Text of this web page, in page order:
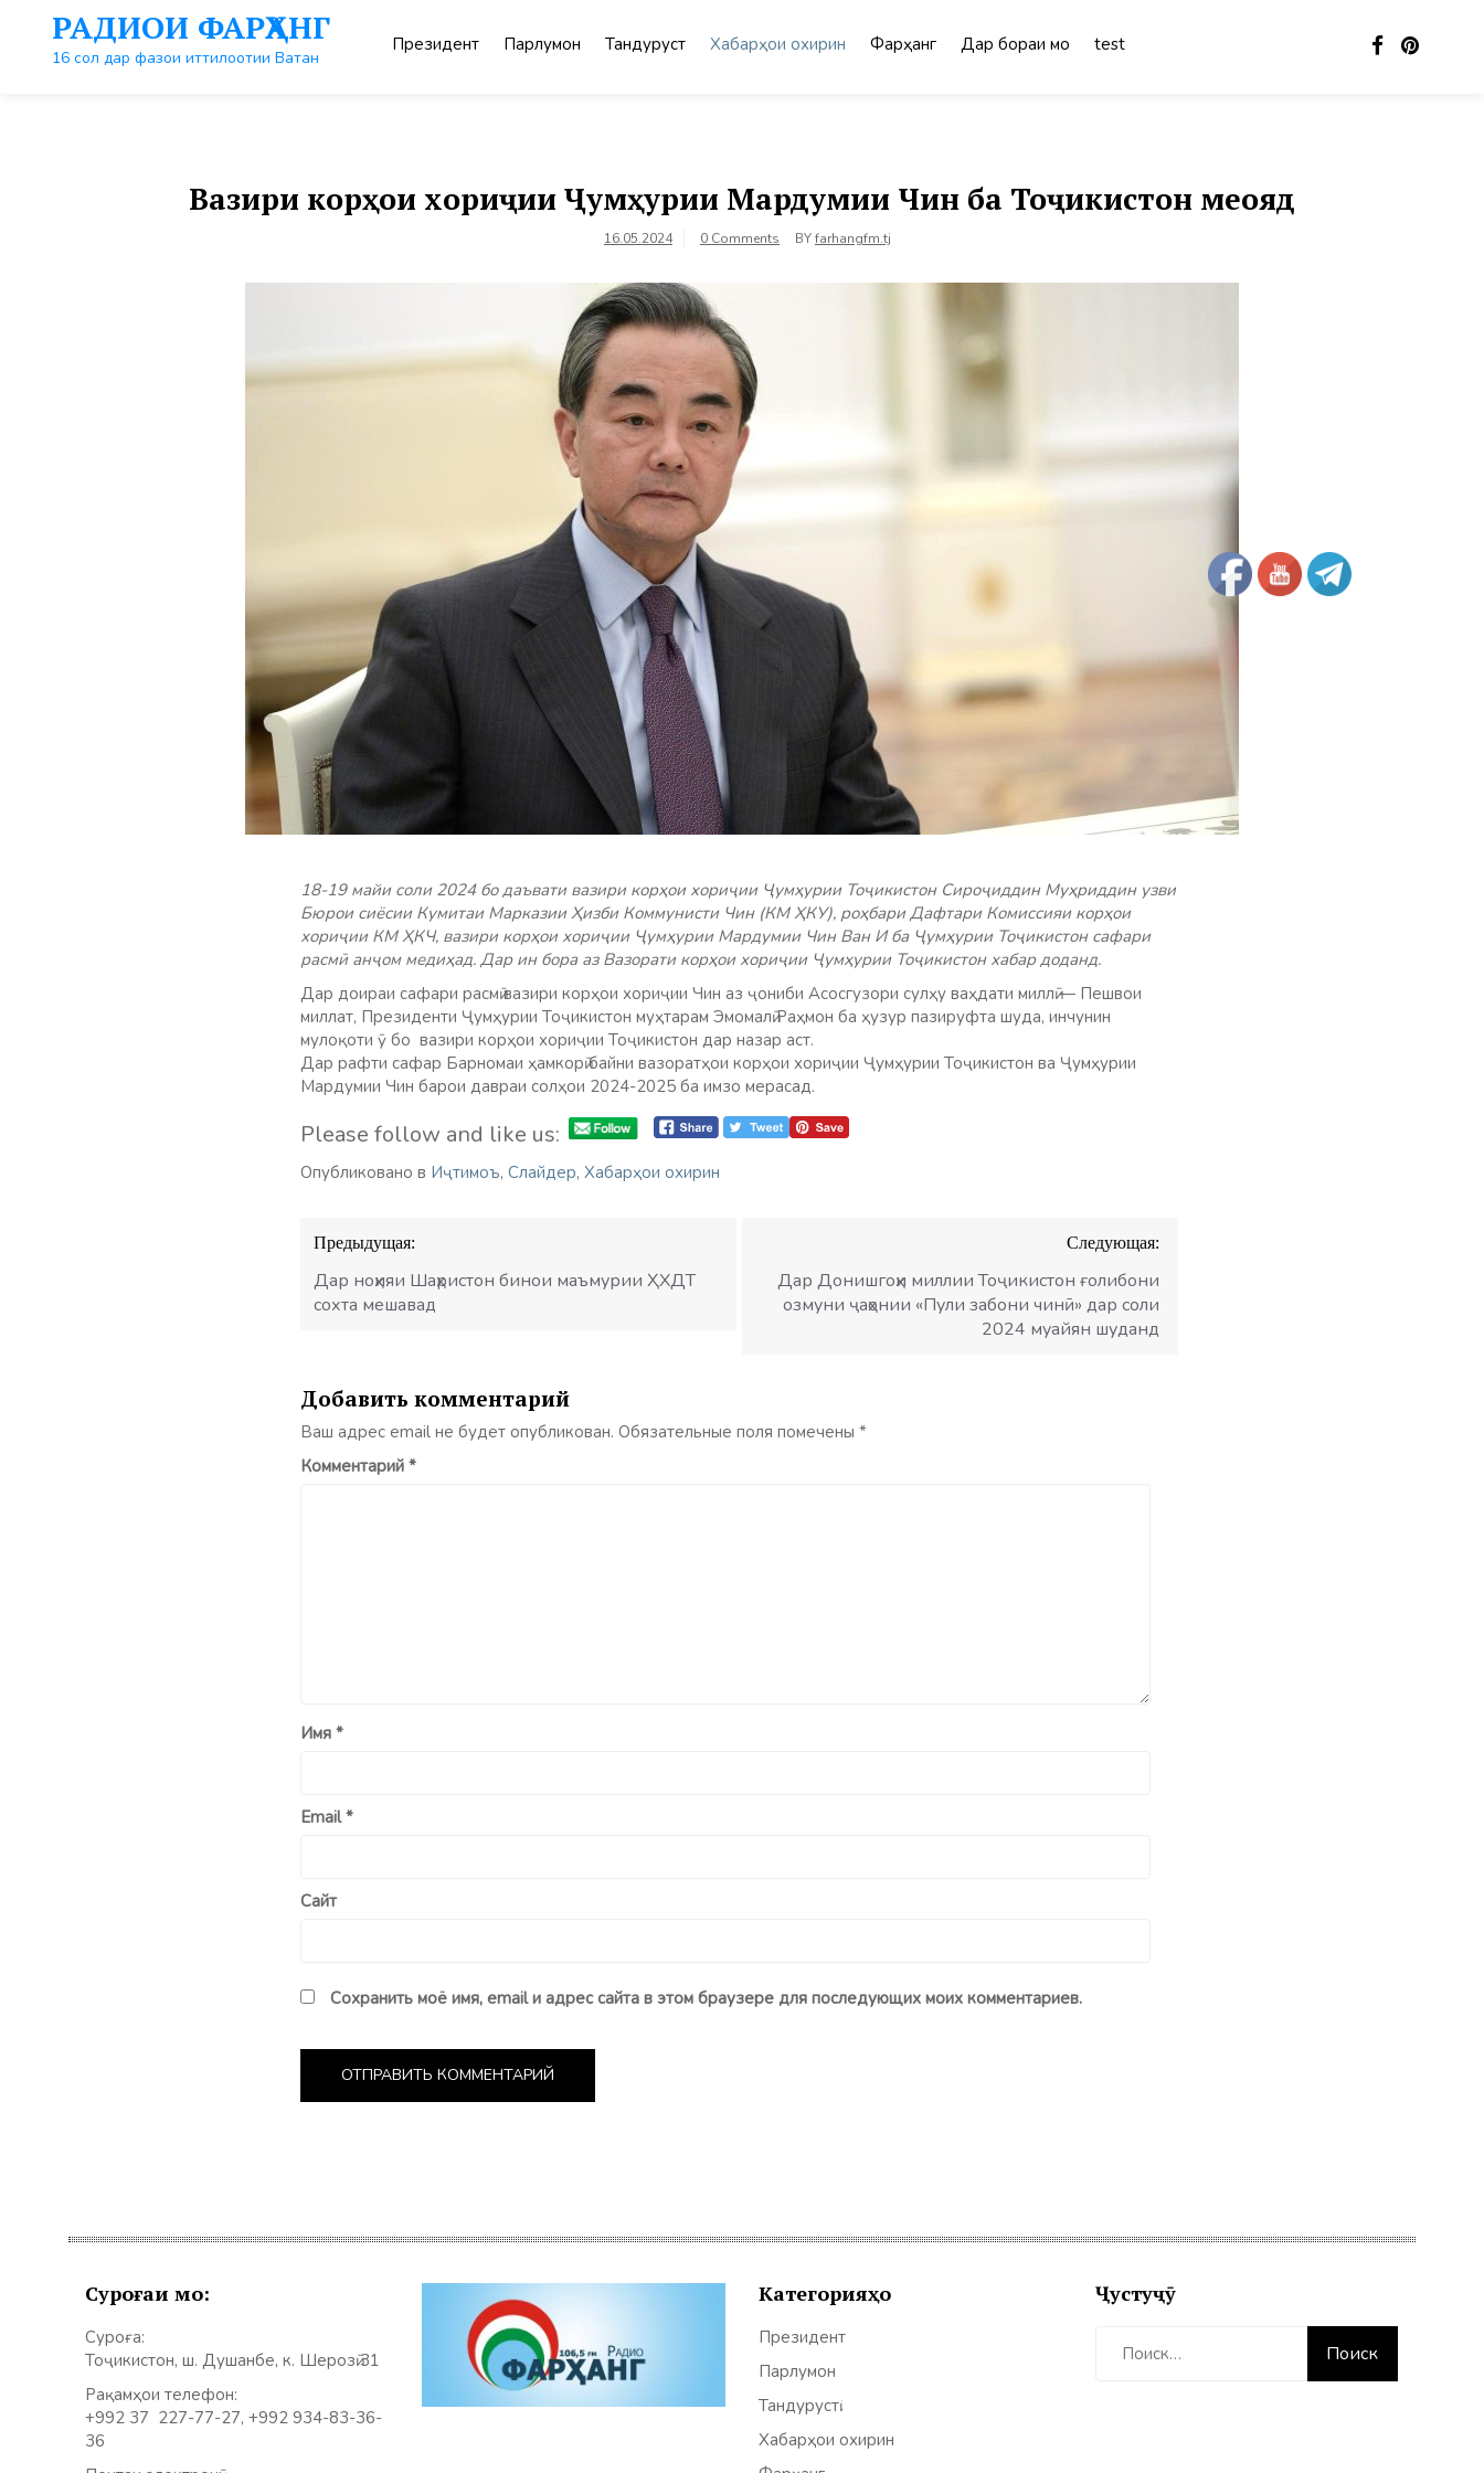
контенту
РАДИОИ ФАРҲАНГ
16 сол дар фазои иттилоотии Ватан
Президент Парлумон Тандурустӣ Хабарҳои охирин Фарҳанг Дар бораи мо test
Вазири корҳои хориҷии Ҷумҳурии Мардумии Чин ба Тоҷикистон меояд
16.05.2024 0 Comments BYfarhangfm.tj
18-19 майи соли 2024 бо даъвати вазири корҳои хориҷии Ҷумҳурии Тоҷикистон Сироҷиддин Муҳриддин узви
Бюрои сиёсии Кумитаи Марказии Ҳизби Коммунисти Чин (КМ ҲКУ), роҳбари Дафтари Комиссияи корҳои
хориҷии КМ ҲКЧ, вазири корҳои хориҷии Ҷумҳурии Мардумии Чин Ван И ба Ҷумҳурии Тоҷикистон сафари
расмӣ анҷом медиҳад. Дар ин бора аз Вазорати корҳои хориҷии Ҷумҳурии Тоҷикистон хабар доданд.
Дар доираи сафари расмӣ вазири корҳои хориҷии Чин аз ҷониби Асосгузори сулҳу ваҳдати миллӣ — Пешвои
миллат, Президенти Ҷумҳурии Тоҷикистон муҳтарам Эмомалӣ Раҳмон ба ҳузур пазируфта шуда, инчунин
мулоқоти ӯ бо вазири корҳои хориҷии Тоҷикистон дар назар аст.
Дар рафти сафар Барномаи ҳамкорӣ байни вазоратҳои корҳои хориҷии Ҷумҳурии Тоҷикистон ва Ҷумҳурии
Мардумии Чин барои давраи солҳои 2024-2025 ба имзо мерасад.
Please follow and like us:
Опубликовано в Иҷтимоъ, Слайдер, Хабарҳои охирин
Навигация
по
записям
Предыдущая:
Дар ноҳияи Шаҳристон бинои маъмурии ҲХДТ
сохта мешавад
Следующая:
Дар Донишгоҳи миллии Тоҷикистон ғолибони
озмуни ҷаҳонии «Пули забони чинӣ» дар соли
2024 муайян шуданд
Добавить комментарий
Ваш адрес email не будет опубликован. Обязательные поля помечены *
Комментарий *
Имя *
Email*
Сайт
Сохранить моё имя, email и адрес сайта в этом браузере для последующих моих комментариев.
Суроғаи мо:
Суроға:
Тоҷикистон, ш. Душанбе, к. Шерозӣ 31
Рақамҳои телефон:
+992 37 227-77-27, +992 934-83-36-
36
Категорияҳо
Президент
Парлумон
Тандурустӣ
Хабарҳои охирин
Ҷустуҷӯ